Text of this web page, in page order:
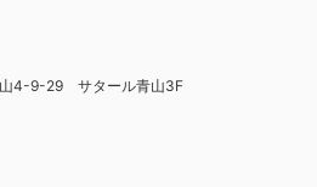
4-9-29 サタール青山3F